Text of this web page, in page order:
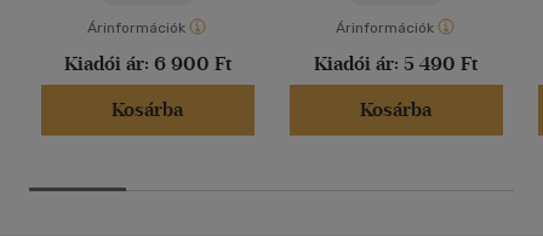
Árinformációk
Kiadói ár: 6 900 Ft
Kosárba
Árinformációk
Kiadói ár: 5 490 Ft
Kosárba